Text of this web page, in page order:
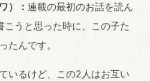
）： 連載の最初のお話を読ん
うと思った時に、この子た
たんです。
いるけど、この2人はお互い